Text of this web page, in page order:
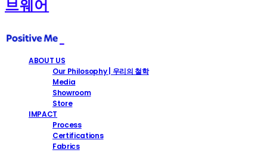
브웨어
ABOUT US
Our Philosophy | 우리의 철학
Media
Showroom
Store
IMPACT
Process
Certifications
Fabrics